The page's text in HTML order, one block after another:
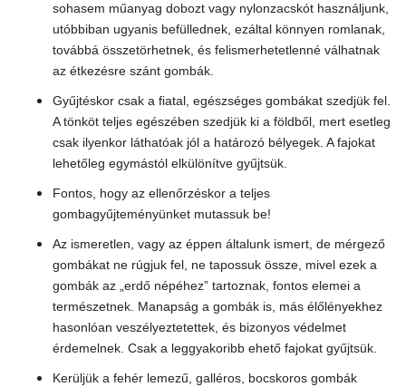
sohasem műanyag dobozt vagy nylonzacskót használjunk,
utóbbiban ugyanis befüllednek, ezáltal könnyen romlanak,
továbbá összetörhetnek, és felismerhetetlenné válhatnak
az étkezésre szánt gombák.
Gyűjtéskor csak a fiatal, egészséges gombákat szedjük fel.
A tönköt teljes egészében szedjük ki a földből, mert esetleg
csak ilyenkor láthatóak jól a határozó bélyegek. A fajokat
lehetőleg egymástól elkülönítve gyűjtsük.
Fontos, hogy az ellenőrzéskor a teljes
gombagyűjteményünket mutassuk be!
Az ismeretlen, vagy az éppen általunk ismert, de mérgező
gombákat ne rúgjuk fel, ne tapossuk össze, mivel ezek a
gombák az „erdő népéhez” tartoznak, fontos elemei a
természetnek. Manapság a gombák is, más élőlényekhez
hasonlóan veszélyeztetettek, és bizonyos védelmet
érdemelnek. Csak a leggyakoribb ehető fajokat gyűjtsük.
Kerüljük a fehér lemezű, galléros, bocskoros gombák